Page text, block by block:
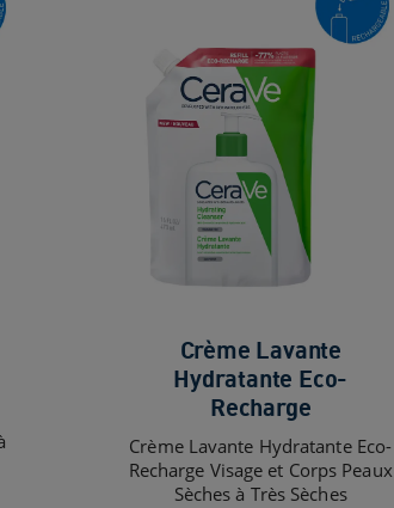
Crème Lavante
Hydratante Eco-
Recharge
Crème Lavante Hydratante Eco-
Recharge Visage et Corps Peaux
Sèches à Très Sèches